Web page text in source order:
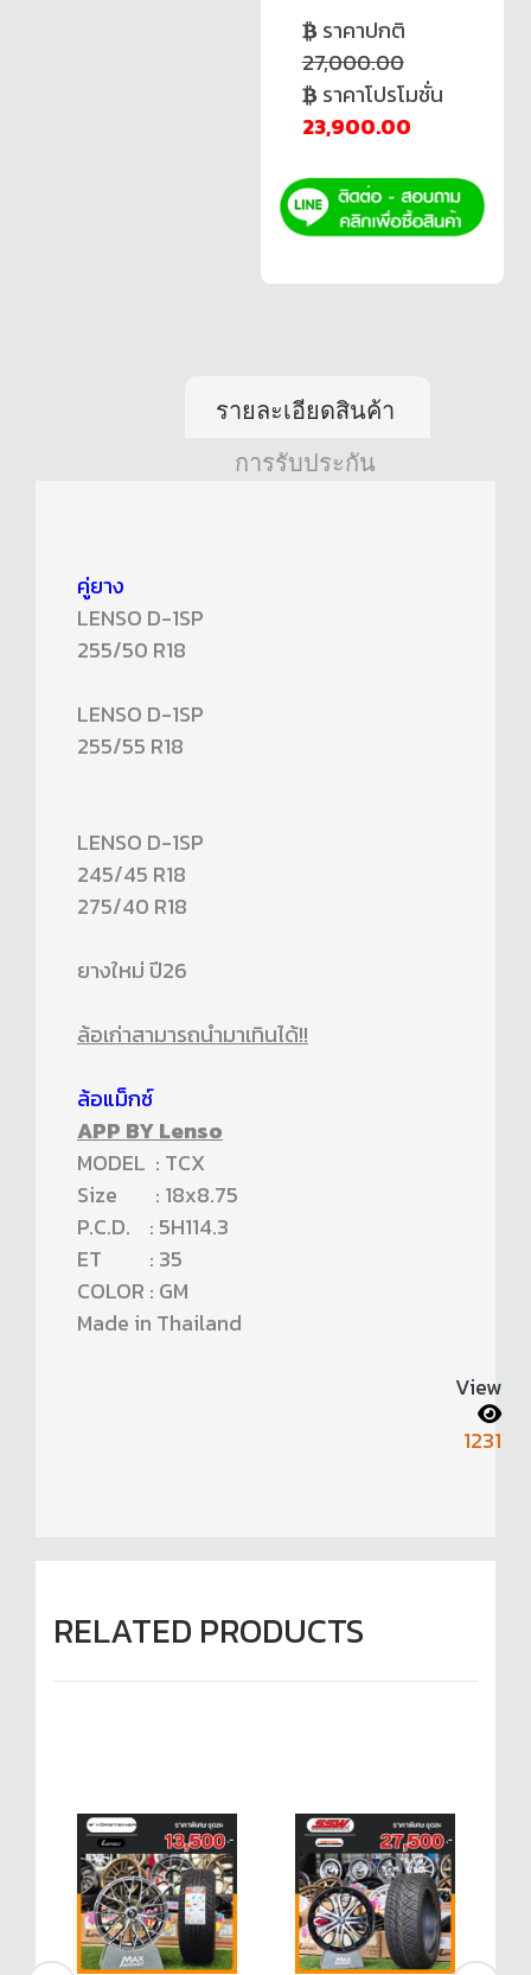
ราคาปกติ
27,000.00
ราคาโปรโมชั่น
23,900.00
รายละเอียดสินค้า
การรับประกัน
คู่ยาง
LENSO D-1SP
255/50 R18
LENSO D-1SP
255/55 R18
LENSO D-1SP
245/45 R18
275/40 R18
ยางใหม่ ปี26
ล้อเก่าสามารถนำมาเทินได้!!
ล้อแม็กซ์
APP BY Lenso
MODEL : TCX
Size : 18x8.75
P.C.D. : 5H114.3
ET : 35
COLOR : GM
Made in Thailand
View
1231
RELATED PRODUCTS